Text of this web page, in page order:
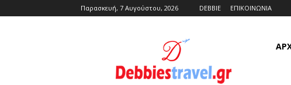
Παρασκευή, 7 Αυγούστου, 2026 DEBBIE ΕΠΙΚΟΙΝΩΝΙΑ